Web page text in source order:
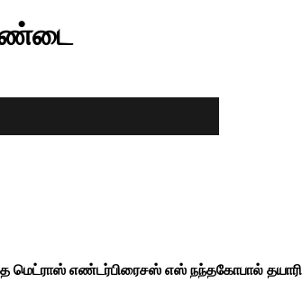
மெட்ராஸ் எண்டர்பிரைசஸ் எஸ் நந்தகோபால்